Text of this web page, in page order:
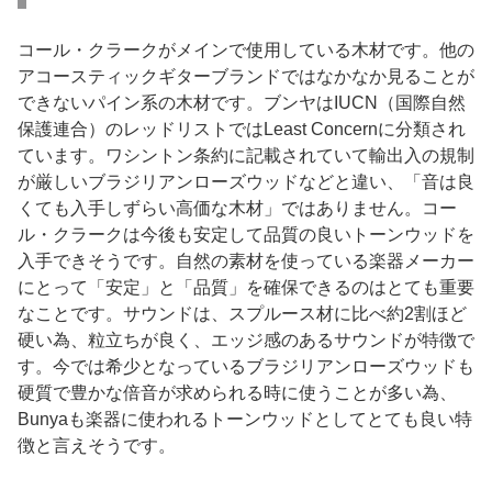
コール・クラークがメインで使用している木材です。他の
アコースティックギターブランドではなかなか見ることが
できないパイン系の木材です。ブンヤはIUCN（国際自然
保護連合）のレッドリストではLeast Concernに分類され
ています。ワシントン条約に記載されていて輸出入の規制
が厳しいブラジリアンローズウッドなどと違い、「音は良
くても入手しずらい高価な木材」ではありません。コー
ル・クラークは今後も安定して品質の良いトーンウッドを
入手できそうです。自然の素材を使っている楽器メーカー
にとって「安定」と「品質」を確保できるのはとても重要
なことです。サウンドは、スプルース材に比べ約2割ほど
硬い為、粒立ちが良く、エッジ感のあるサウンドが特徴で
す。今では希少となっているブラジリアンローズウッドも
硬質で豊かな倍音が求められる時に使うことが多い為、
Bunyaも楽器に使われるトーンウッドとしてとても良い特
徴と言えそうです。